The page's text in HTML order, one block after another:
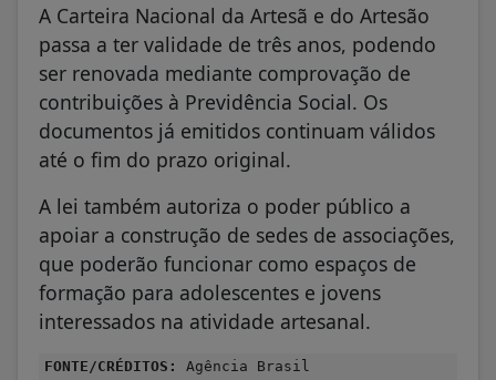
A Carteira Nacional da Artesã e do Artesão
passa a ter validade de três anos, podendo
ser renovada mediante comprovação de
contribuições à Previdência Social. Os
documentos já emitidos continuam válidos
até o fim do prazo original.
A lei também autoriza o poder público a
apoiar a construção de sedes de associações,
que poderão funcionar como espaços de
formação para adolescentes e jovens
interessados na atividade artesanal.
FONTE/CRÉDITOS: Agência Brasil